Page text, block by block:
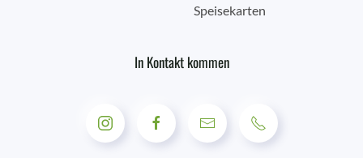
Speisekarten
In Kontakt kommen